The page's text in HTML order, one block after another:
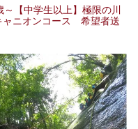
【中学生以上】極限の川
ャニオンコース 希望者送